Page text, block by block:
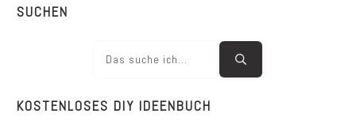
SUCHEN
KOSTENLOSES DIY IDEENBUCH